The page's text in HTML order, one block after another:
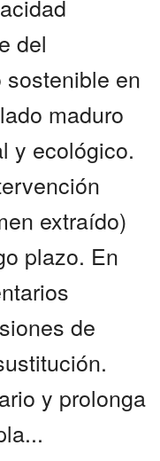
del
en
maduro
y ecológico.
extraído)
plazo. En
de
y prolonga